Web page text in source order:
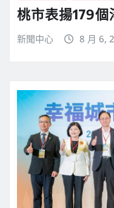
桃市表揚179
新聞中心 8 月 6,